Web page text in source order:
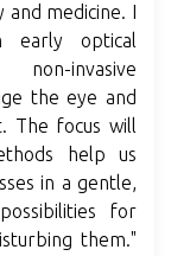
medicine. I
early optical
invasive
the eye and
The focus will
help us
in a gentle,
for
them."